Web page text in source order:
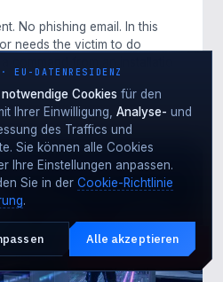
No phishing email. In this
needs the victim to do
Aktiver Angriff?
EU-DATENRESIDENZ
Cookies für den
Ihrer Einwilligung, Analyse- und
des Traffics und
Sie können alle Cookies
Ihre Einstellungen anpassen.
Sie in der Cookie-Richtlinie
.
Alle akzeptieren